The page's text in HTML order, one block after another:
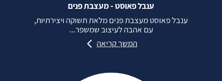
ענבל פאוסט - מעצבת פנים
ענבל פאוסט מעצבת פנים מלאת תשוקה ויצירתיות,
עם אהבה לעיצוב שמשפר...
המשך קריאה